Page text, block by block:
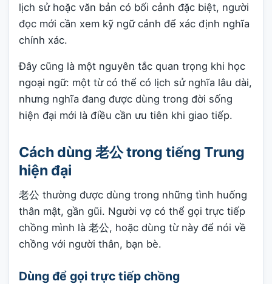
lịch sử hoặc văn bản có bối cảnh đặc biệt, người
đọc mới cần xem kỹ ngữ cảnh để xác định nghĩa
chính xác.
Đây cũng là một nguyên tắc quan trọng khi học
ngoại ngữ: một từ có thể có lịch sử nghĩa lâu dài,
nhưng nghĩa đang được dùng trong đời sống
hiện đại mới là điều cần ưu tiên khi giao tiếp.
Cách dùng 老公 trong tiếng Trung
hiện đại
老公 thường được dùng trong những tình huống
thân mật, gần gũi. Người vợ có thể gọi trực tiếp
chồng mình là 老公, hoặc dùng từ này để nói về
chồng với người thân, bạn bè.
Dùng để gọi trực tiếp chồng